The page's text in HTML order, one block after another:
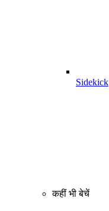
Sidekick
कहीं भी बेचें